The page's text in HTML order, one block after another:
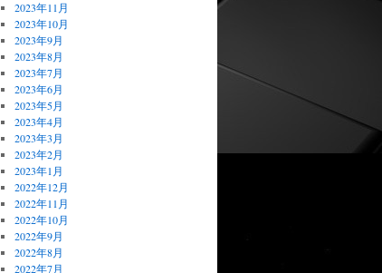
2023年11月
2023年10月
2023年9月
2023年8月
2023年7月
2023年6月
2023年5月
2023年4月
2023年3月
2023年2月
2023年1月
2022年12月
2022年11月
2022年10月
2022年9月
2022年8月
2022年7月